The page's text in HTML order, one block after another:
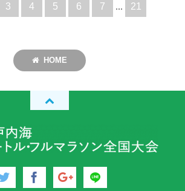
3 4 5 6 7 ... 21
HOME